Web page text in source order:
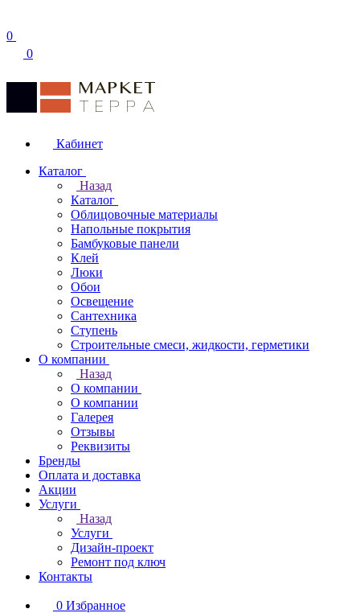
0
0
Кабинет
Каталог
Назад
Каталог
Облицовочные материалы
Напольные покрытия
Бамбуковые панели
Клей
Люки
Обои
Освещение
Сантехника
Ступень
Строительные смеси, жидкости, герметики
О компании
Назад
О компании
О компании
Галерея
Отзывы
Реквизиты
Бренды
Оплата и доставка
Акции
Услуги
Назад
Услуги
Дизайн-проект
Ремонт под ключ
Контакты
0 Избранное